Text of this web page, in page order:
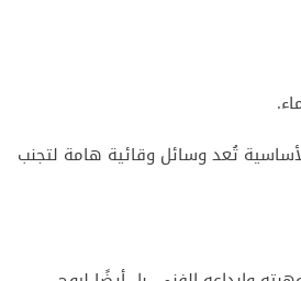
تُعد وسائل وقائية هامة لتجنب